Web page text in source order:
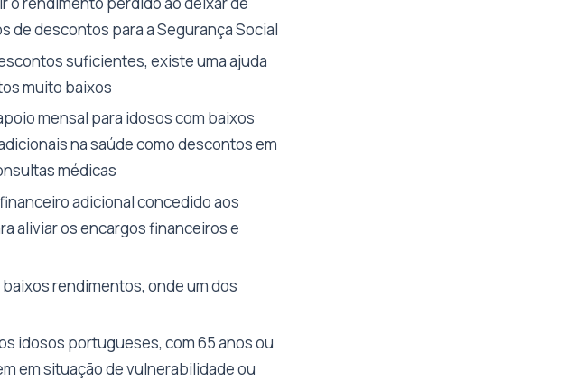
de descontos para a Segurança Social
suficientes, existe uma ajuda
muito baixos
mensal para idosos com baixos
na saúde como descontos em
médicas
adicional concedido aos
aliviar os encargos financeiros e
rendimentos, onde um dos
idosos portugueses, com 65 anos ou
em situação de vulnerabilidade ou